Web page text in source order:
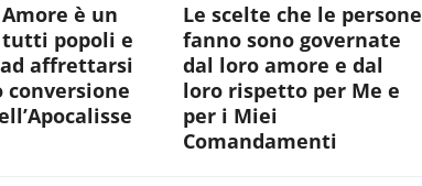
è un
popoli e
affrettarsi
conversione
Le scelte che le persone
fanno sono governate
dal loro amore e dal
loro rispetto per Me e
per i Miei
Comandamenti